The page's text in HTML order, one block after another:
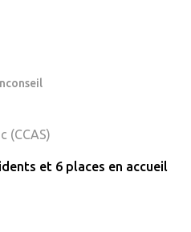
(CCAS)
et 6 places en accueil